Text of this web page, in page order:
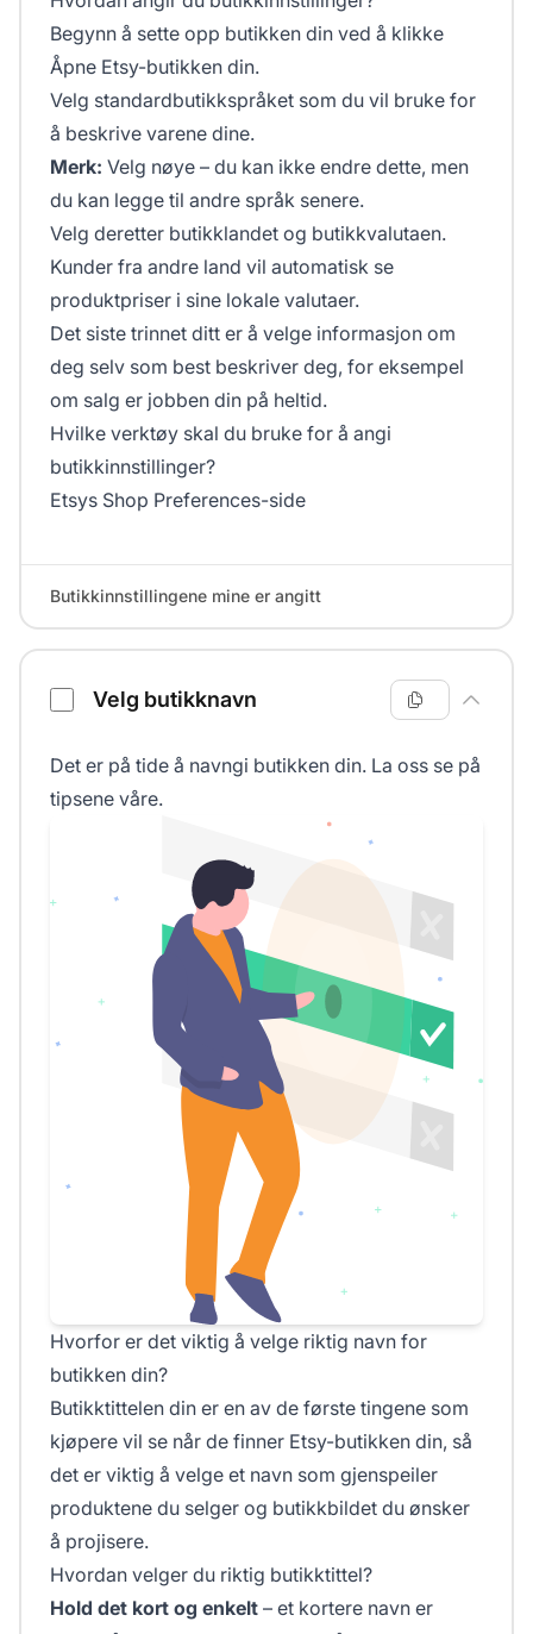
Begynn å sette opp butikken din ved å klikke
Åpne Etsy-butikken din.
Velg standardbutikkspråket som du vil bruke for
å beskrive varene dine.
Merk: Velg nøye – du kan ikke endre dette, men
du kan legge til andre språk senere.
Velg deretter butikklandet og butikkvalutaen.
Kunder fra andre land vil automatisk se
produktpriser i sine lokale valutaer.
Det siste trinnet ditt er å velge informasjon om
deg selv som best beskriver deg, for eksempel
om salg er jobben din på heltid.
Hvilke verktøy skal du bruke for å angi
butikkinnstillinger?
Etsys Shop Preferences-side
Butikkinnstillingene mine er angitt
Velg butikknavn
Det er på tide å navngi butikken din. La oss se på
tipsene våre.
Hvorfor er det viktig å velge riktig navn for
butikken din?
Butikktittelen din er en av de første tingene som
kjøpere vil se når de finner Etsy-butikken din, så
det er viktig å velge et navn som gjenspeiler
produktene du selger og butikkbildet du ønsker
å projisere.
Hvordan velger du riktig butikktittel?
Hold det kort og enkelt – et kortere navn er